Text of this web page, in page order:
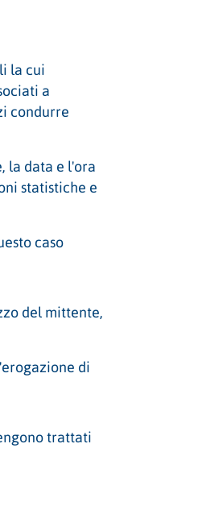
la cui
a
condurre
la data e l'ora
statistiche e
caso
del mittente,
di
trattati